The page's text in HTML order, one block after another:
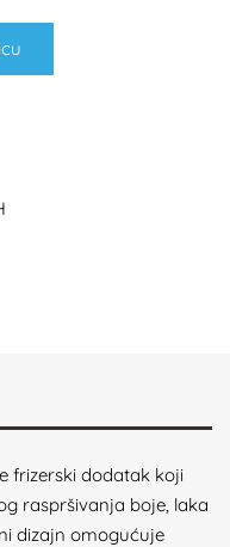
frizerski dodatak koji
raspršivanja boje, laka
dizajn omogućuje